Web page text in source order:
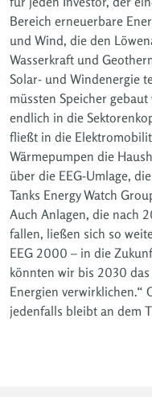
Bereich erneuerbare
und Wind, die den
Wasserkraft und
Solar- und Windenergie
müssten Speicher
endlich in die
fließt in die
Wärmepumpen die
über die EEG-Umlage,
Tanks Energy Watch
Auch Anlagen, die nach
fallen, ließen sich so
EEG 2000 – in die
könnten wir bis 2030
Energien verwirklichen.“
jedenfalls bleibt an dem